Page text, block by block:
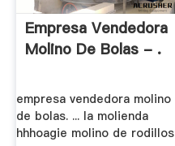
Empresa Vendedora
Molino De Bolas - .
empresa vendedora molino
de bolas. ... la molienda
hhhoagie molino de rodillos